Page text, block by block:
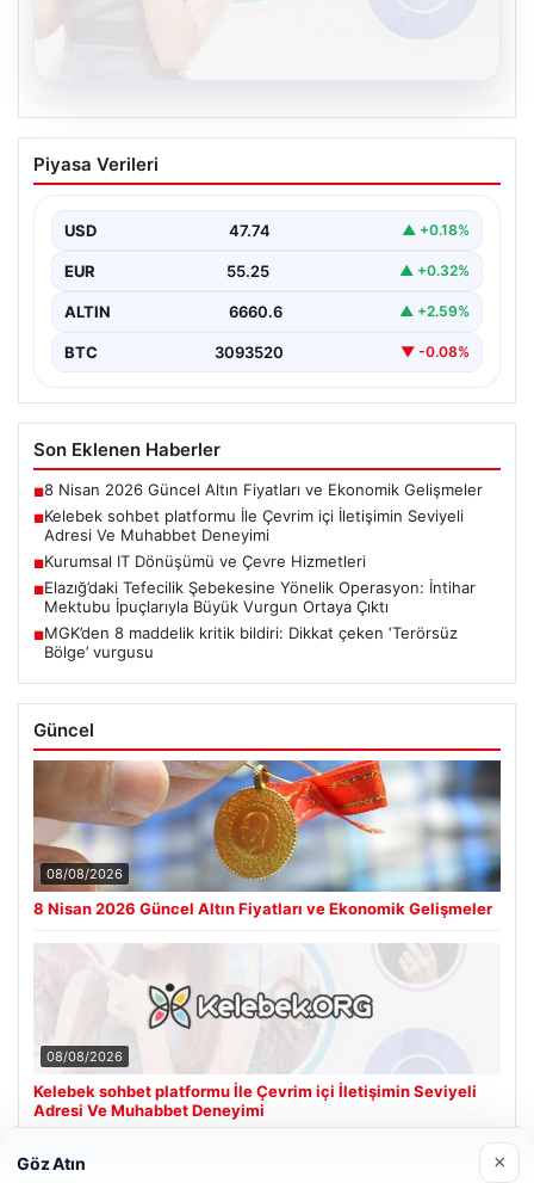
Kelebek sohbet platformu İle Çevrim içi
İletişimin Seviyeli Adresi Ve Muhabbet
İnternet ortamında insanların seviyeli bir şekilde irtibat
çeşitli…
Piyasa Verileri
USD 47.74 ▲ +0.18%
EUR 55.25 ▲ +0.32%
ALTIN 6660.6 ▲ +2.59%
BTC 3093520 ▼ -0.08%
Son Eklenen Haberler
■8 Nisan 2026 Güncel Altın Fiyatları ve Ekonomik Gelişmeler
■Kelebek sohbet platformu İle Çevrim içi İletişimin Seviyeli
Adresi Ve Muhabbet Deneyimi
■Kurumsal IT Dönüşümü ve Çevre Hizmetleri
■Elazığ’daki Tefecilik Şebekesine Yönelik Operasyon: İntihar
Mektubu İpuçlarıyla Büyük Vurgun Ortaya Çıktı
■MGK’den 8 maddelik kritik bildiri: Dikkat çeken ‘Terörsüz
Bölge’ vurgusu
Güncel
08/08/2026
8 Nisan 2026 Güncel Altın Fiyatları ve Ekonomik Gelişmeler
08/08/2026
Kelebek sohbet platformu İle Çevrim içi İletişimin Seviyeli
Adresi Ve Muhabbet Deneyimi
Göz Atın ×